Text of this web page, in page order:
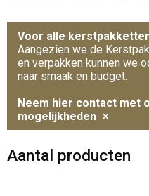
Voor alle
Aangezien we de
en verpakken kunnen we
naar smaak en budget.
Neem hier contact met
mogelijkheden ×
Aantal producten